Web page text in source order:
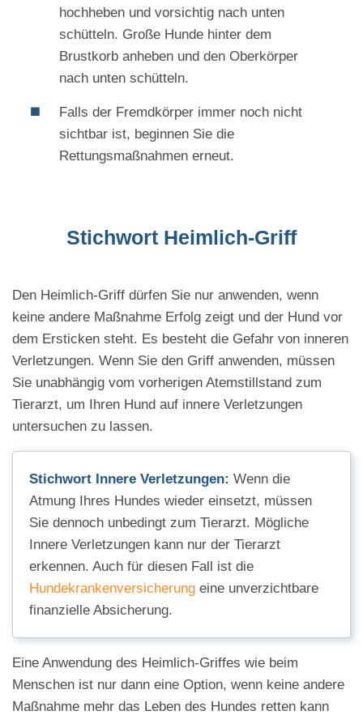
hochheben und vorsichtig nach unten
schütteln. Große Hunde hinter dem
Brustkorb anheben und den Oberkörper
nach unten schütteln.
Falls der Fremdkörper immer noch nicht
sichtbar ist, beginnen Sie die
Rettungsmaßnahmen erneut.
Stichwort Heimlich-Griff
Den Heimlich-Griff dürfen Sie nur anwenden, wenn
keine andere Maßnahme Erfolg zeigt und der Hund vor
dem Ersticken steht. Es besteht die Gefahr von inneren
Verletzungen. Wenn Sie den Griff anwenden, müssen
Sie unabhängig vom vorherigen Atemstillstand zum
Tierarzt, um Ihren Hund auf innere Verletzungen
untersuchen zu lassen.
Stichwort Innere Verletzungen: Wenn die
Atmung Ihres Hundes wieder einsetzt, müssen
Sie dennoch unbedingt zum Tierarzt. Mögliche
Innere Verletzungen kann nur der Tierarzt
erkennen. Auch für diesen Fall ist die
Hundekrankenversicherung eine unverzichtbare
finanzielle Absicherung.
Eine Anwendung des Heimlich-Griffes wie beim
Menschen ist nur dann eine Option, wenn keine andere
Maßnahme mehr das Leben des Hundes retten kann